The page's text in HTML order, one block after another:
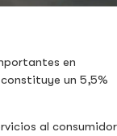
en
un 5,5%
al consumidor